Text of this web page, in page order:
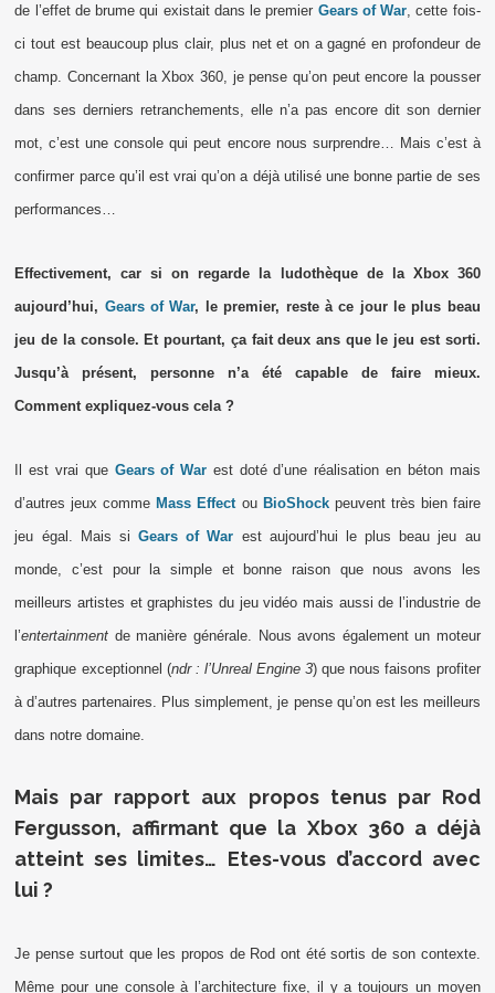
de l’effet de brume qui existait dans le premier Gears of War , cette fois-
ci tout est beaucoup plus clair, plus net et on a gagné en profondeur de
champ. Concernant la Xbox 360, je pense qu’on peut encore la pousser
dans ses derniers retranchements, elle n’a pas encore dit son dernier
mot, c’est une console qui peut encore nous surprendre… Mais c’est à
confirmer parce qu’il est vrai qu’on a déjà utilisé une bonne partie de ses
performances…
Effectivement, car si on regarde la ludothèque de la Xbox 360
aujourd’hui, Gears of War, le premier, reste à ce jour le plus beau
jeu de la console. Et pourtant, ça fait deux ans que le jeu est sorti.
Jusqu’à présent, personne n’a été capable de faire mieux.
Comment expliquez-vous cela ?
Il est vrai que Gears of War est doté d’une réalisation en béton mais
d’autres jeux commeMass Effect ou BioShockpeuvent très bien faire
jeu égal. Mais siGears of War est aujourd’hui le plus beau jeu au
monde, c’est pour la simple et bonne raison que nous avons les
meilleurs artistes et graphistes du jeu vidéo mais aussi de l’industrie de
l’entertainment de manière générale. Nous avons également un moteur
graphique exceptionnel (ndr : l’Unreal Engine 3) que nous faisons profiter
à d’autres partenaires. Plus simplement, je pense qu’on est les meilleurs
dans notre domaine.
Mais par rapport aux propos tenus par Rod
Fergusson, affirmant que la Xbox 360 a déjà
atteint ses limites… Etes-vous d’accord avec
lui ?
Je pense surtout que les propos de Rod ont été sortis de son contexte.
Même pour une console à l’architecture fixe, il y a toujours un moyen